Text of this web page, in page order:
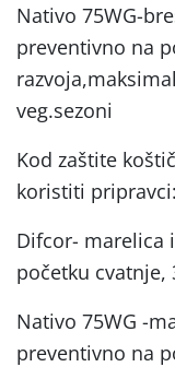
Nativo 75WG-
preventivno na
veg.sezoni
Kod zaštite
koristiti pripravci:
Difcor- marelica
početku cvatnje,
Nativo 75WG -
preventivno na